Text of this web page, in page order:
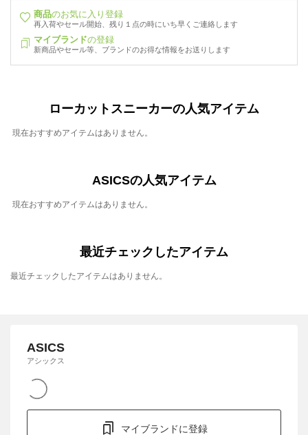
商品のお気に入り登録
再入荷やセール開始、残り１点の時にいち早くご連絡します
マイブランドの登録
新商品やセール等、ブランドのお得な情報をお送りします
ローカットスニーカーの人気アイテム
現在おすすめアイテムはありません。
ASICSの人気アイテム
現在おすすめアイテムはありません。
最近チェックしたアイテム
最近チェックしたアイテムはありません。
ASICS
アシックス
マイブランドに登録